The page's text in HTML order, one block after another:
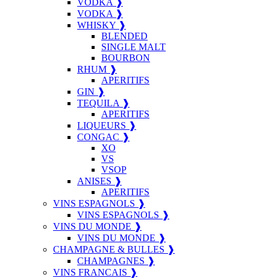
VODKA ❱
VODKA ❱
WHISKY ❱
BLENDED
SINGLE MALT
BOURBON
RHUM ❱
APERITIFS
GIN ❱
TEQUILA ❱
APERITIFS
LIQUEURS ❱
CONGAC ❱
XO
VS
VSOP
ANISES ❱
APERITIFS
VINS ESPAGNOLS ❱
VINS ESPAGNOLS ❱
VINS DU MONDE ❱
VINS DU MONDE ❱
CHAMPAGNE & BULLES ❱
CHAMPAGNES ❱
VINS FRANCAIS ❱